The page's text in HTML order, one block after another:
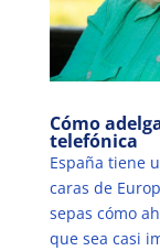
Cómo
telefónica
España tiene
caras de
sepas cómo
que sea casi